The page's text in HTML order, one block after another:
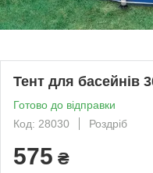
Тент для басейнів
Готово до відправки
Код: 28030
Роздріб
575 ₴